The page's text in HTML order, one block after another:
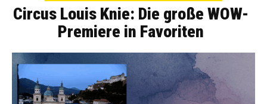
Circus Louis Knie: Die große WOW-
Premiere in Favoriten